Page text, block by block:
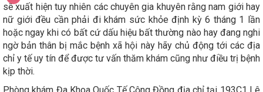
sẽ xuất hiện tuy nhiên các chuyên gia khuyên rằng nam giới hay
nữ giới đều cần phải đi khám sức khỏe định kỳ 6 tháng 1 lần
hoặc ngay khi có bất cứ dấu hiệu bất thường nào hay đang nghi
ngờ bản thân bị mắc bệnh xã hội này hãy chủ động tới các địa
chỉ y tế uy tín để được tư vấn thăm khám cũng như điều trị bệnh
kịp thời.
Phòng khám Đa Khoa Quốc Tế Cộng Đồng địa chỉ tại 193C1 Lê